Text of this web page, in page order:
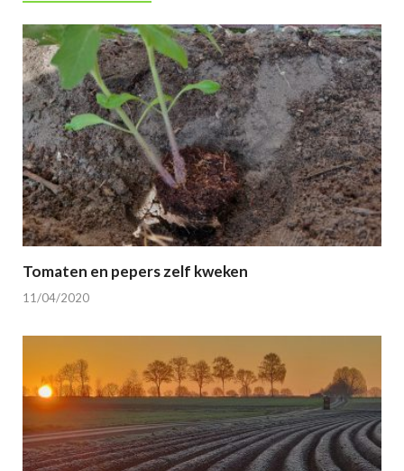
Tomaten en pepers zelf kweken
11/04/2020